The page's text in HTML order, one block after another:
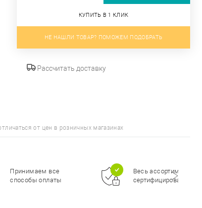
КУПИТЬ В 1 КЛИК
НЕ НАШЛИ ТОВАР? ПОМОЖЕМ ПОДОБРАТЬ
Рассчитать доставку
от цен в розничных магазинах
Принимаем все
способы оплаты
Весь ассортимент
сертифицирован